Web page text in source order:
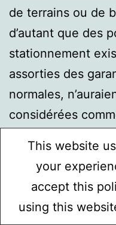
de terrains ou de
d’autant que des
stationnement
assorties des
normales,
considérées
Ensuite, le
d’existence et le
personnes, des
des lois pénales
This website
your
accept this
using this